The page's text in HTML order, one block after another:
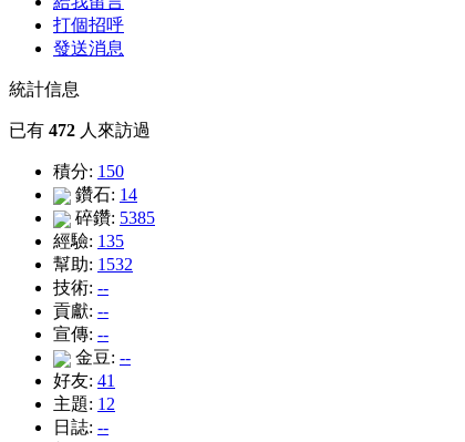
打個招呼
發送消息
統計信息
已有 472 人來訪過
積分: 150
鑽石: 14
碎鑽: 5385
經驗: 135
幫助: 1532
技術: --
貢獻: --
宣傳: --
金豆: --
好友: 41
主題: 12
日誌: --